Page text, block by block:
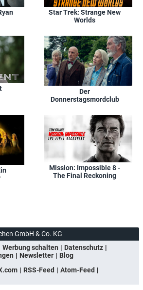
Star Trek: Strange New
Worlds
Der
Donnerstagsmordclub
Mission: Impossible 8 -
The Final Reckoning
GmbH & Co. KG
Werbung schalten
Datenschutz
Newsletter
Blog
RSS-Feed
Atom-Feed